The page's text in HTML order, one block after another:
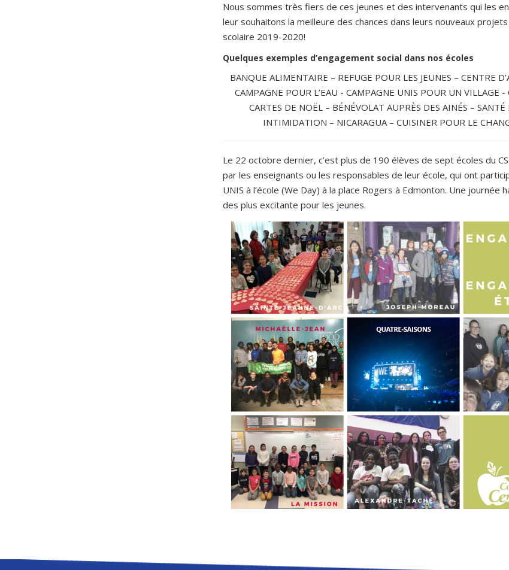
Nous sommes très fiers de ces jeunes et des intervenants qui les
leur souhaitons la meilleure des chances dans leurs nouveaux projets
scolaire 2019-2020!
Quelques exemples d’engagement social dans nos écoles
BANQUE ALIMENTAIRE – REFUGE POUR LES JEUNES – CENTRE
CAMPAGNE POUR L’EAU - CAMPAGNE UNIS POUR UN VILLAGE -
CARTES DE NOËL – BÉNÉVOLAT AUPRÈS DES AINÉS –
INTIMIDATION – NICARAGUA – CUISINER POUR LE
Le 22 octobre dernier, c’est plus de 190 élèves de sept écoles du
par les enseignants ou les responsables de leur école, qui ont
UNIS à l’école (We Day) à la place Rogers à Edmonton. Une journée
des plus excitante pour les jeunes.